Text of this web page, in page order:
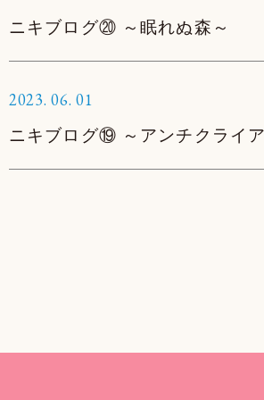
ニキブログ⑳ ～眠れぬ森～
2023. 06.01
ニキブログ⑲ ～アンチクライ